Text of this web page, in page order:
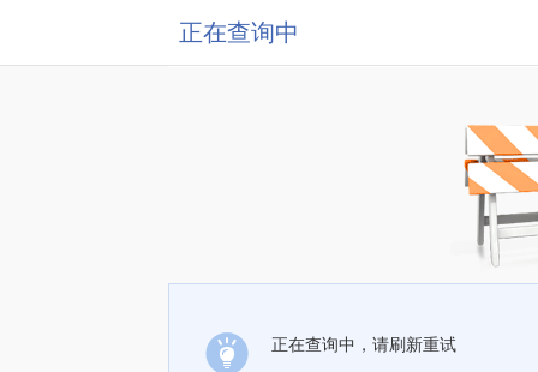
正在查询中
正在查询中，请刷新重试